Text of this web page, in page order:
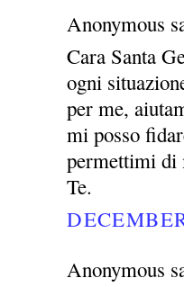
Anonymous
Cara Santa
ogni
per me,
mi posso
permettimi di
Te.
Anonymous